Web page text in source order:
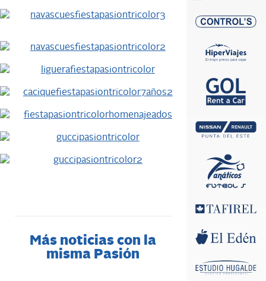
Más noticias con la
misma Pasión